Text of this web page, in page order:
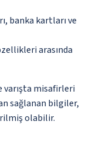
banka kartları ve
arasında
varışta misafirleri
sağlanan bilgiler,
olabilir.